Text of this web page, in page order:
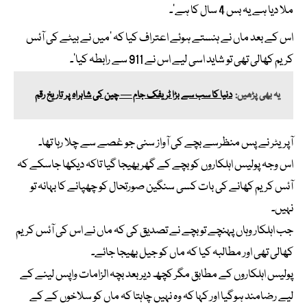
ملا دیا ہے یہ بس 4 سال کا ہے’۔
اس کے بعد ماں نے ہنستے ہوئے اعتراف کیا کہ ‘میں نے بیٹے کی آئس
کریم کھالی تھی تو شاید اسی لیے اس نے 911 سے رابطہ کیا’۔
یہ بھی پڑھیں:دنیا کا سب سے بڑا ٹریفک جام — چین کی شاہراہ پر تاریخ رقم
آپریٹر نے پس منظرسے بچے کی آواز سنی جو غصے سے چلا رہا تھا۔
اس وجہ پولیس اہلکاروں کو بچے کے گھر بھیجا گیا تاکہ دیکھا جاسکے کہ
آئس کریم کھانے کی بات کسی سنگین صورتحال کو چھپانے کا بہانہ تو
نہیں۔
جب اہلکار وہاں پہنچے تو بچے نے تصدیق کی کہ ماں نے اس کی آئس کریم
کھالی تھی اور مطالبہ کیا کہ ماں کو جیل بھیجا جائے۔
پولیس اہلکاروں کے مطابق مگر کچھ دیر بعد بچہ الزامات واپس لینے کے
لیے رضامند ہوگیا اور کہا کہ وہ نہیں چاہتا کہ ماں کو سلاخوں کے کے